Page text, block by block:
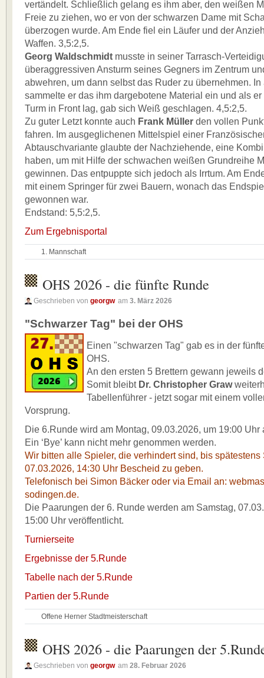
vertändelt. Schließlich gelang es ihm aber, den weißen
Freie zu ziehen, wo er von der schwarzen Dame mit
überzogen wurde. Am Ende fiel ein Läufer und der
Waffen. 3,5:2,5.
Georg Waldschmidt musste in seiner Tarrasch-
überaggressiven Ansturm seines Gegners im Zentrum
abwehren, um dann selbst das Ruder zu übernehmen.
sammelte er das ihm dargebotene Material ein und als
Turm in Front lag, gab sich Weiß geschlagen. 4,5:2,5.
Zu guter Letzt konnte auch Frank Müller den vollen
fahren. Im ausgeglichenen Mittelspiel einer
Abtauschvariante glaubte der Nachziehende, eine
haben, um mit Hilfe der schwachen weißen Grundreihe
gewinnen. Das entpuppte sich jedoch als Irrtum. Am
mit einem Springer für zwei Bauern, wonach das
gewonnen war.
Endstand: 5,5:2,5.
Zum Ergebnisportal
1. Mannschaft
OHS 2026 - die fünfte Runde
Geschrieben von georgw am 3. März 2026
"Schwarzer Tag" bei der OHS
Einen "schwarzen Tag" gab es in der
OHS.
An den ersten 5 Brettern gewann jeweils
Somit bleibt Dr. Christopher Graw
Tabellenführer - jetzt sogar mit einem
Vorsprung.
Die 6.Runde wird am Montag, 09.03.2026, um 19:00 Uhr
Ein ‘Bye’ kann nicht mehr genommen werden.
Wir bitten alle Spieler, die verhindert sind, bis spätestens
07.03.2026, 14:30 Uhr Bescheid zu geben.
Telefonisch bei Simon Bäcker oder via Email an:
sodingen.de.
Die Paarungen der 6. Runde werden am Samstag,
15:00 Uhr veröffentlicht.
Turnierseite
Ergebnisse der 5.Runde
Tabelle nach der 5.Runde
Partien der 5.Runde
Offene Herner Stadtmeisterschaft
OHS 2026 - die Paarungen der
Geschrieben von georgw am 28. Februar 2026